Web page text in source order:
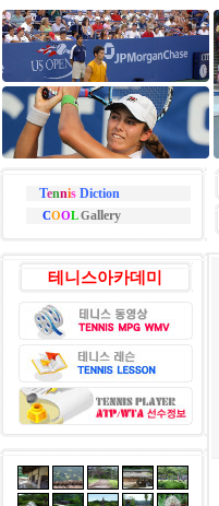
TennisDiction
COOLGallery
테니스아카데미